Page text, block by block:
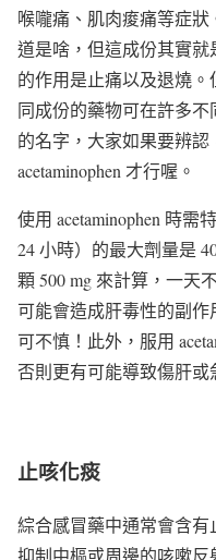
喉嚨痛、肌肉痠痛等症狀
道是啥，但這成份其實
的作用是止痛以及退燒
同成份的藥物可在許多
的名字，大家如果要辨
acetaminophen 才行喔。
使用 acetaminophen 時
24 小時）的最大劑量是
顆 500 mg 來計算，一天
可能會造成肝毒性的副
可不慎！此外，服用
否則更有可能導致傷肝或
止咳化痰
綜合感冒藥中通常會含
抑制中樞或周邊的咳嗽